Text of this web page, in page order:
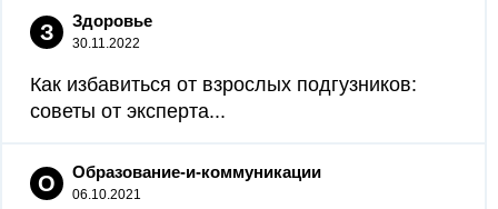
З Здоровье
30.11.2022
Как избавиться от взрослых подгузников:
советы от эксперта...
О Образование-и-коммуникации
06.10.2021